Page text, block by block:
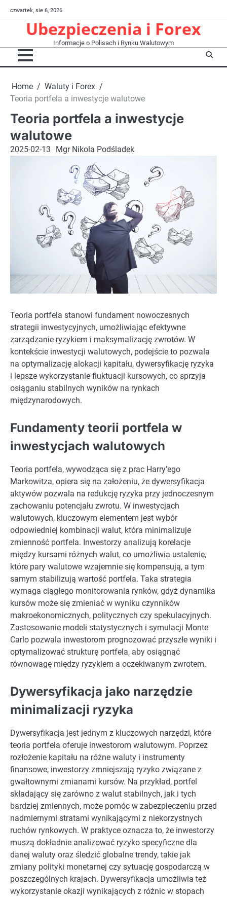
to
czwartek, sie 6, 2026
Ubezpieczenia i Forex
Informacje o Polisach i Rynku Walutowym
Home
Waluty i Forex
Teoria portfela a inwestycje walutowe
Teoria portfela a inwestycje
walutowe
2025-02-13 Mgr Nikola Podśladek
Teoria portfela stanowi fundament nowoczesnych
strategii inwestycyjnych, umożliwiając efektywne
zarządzanie ryzykiem i maksymalizację zwrotów. W
kontekście inwestycji walutowych, podejście to pozwala
na optymalizację alokacji kapitału, dywersyfikację ryzyka
i lepsze wykorzystanie fluktuacji kursowych, co sprzyja
osiąganiu stabilnych wyników na rynkach
międzynarodowych.
Fundamenty teorii portfela w
inwestycjach walutowych
Teoria portfela, wywodząca się z prac Harry’ego
Markowitza, opiera się na założeniu, że dywersyfikacja
aktywów pozwala na redukcję ryzyka przy jednoczesnym
zachowaniu potencjału zwrotu. W inwestycjach
walutowych, kluczowym elementem jest wybór
odpowiedniej kombinacji walut, która minimalizuje
zmienność portfela. Inwestorzy analizują korelacje
między kursami różnych walut, co umożliwia ustalenie,
które pary walutowe wzajemnie się kompensują, a tym
samym stabilizują wartość portfela. Taka strategia
wymaga ciągłego monitorowania rynków, gdyż dynamika
kursów może się zmieniać w wyniku czynników
makroekonomicznych, politycznych czy spekulacyjnych.
Zastosowanie modeli statystycznych i symulacji Monte
Carlo pozwala inwestorom prognozować przyszłe wyniki i
optymalizować strukturę portfela, aby osiągnąć
równowagę między ryzykiem a oczekiwanym zwrotem.
Dywersyfikacja jako narzędzie
minimalizacji ryzyka
Dywersyfikacja jest jednym z kluczowych narzędzi, które
teoria portfela oferuje inwestorom walutowym. Poprzez
rozłożenie kapitału na różne waluty i instrumenty
finansowe, inwestorzy zmniejszają ryzyko związane z
gwałtownymi zmianami kursów. Na przykład, portfel
składający się zarówno z walut stabilnych, jak i tych
bardziej zmiennych, może pomóc w zabezpieczeniu przed
nadmiernymi stratami wynikającymi z niekorzystnych
ruchów rynkowych. W praktyce oznacza to, że inwestorzy
muszą dokładnie analizować ryzyko specyficzne dla
danej waluty oraz śledzić globalne trendy, takie jak
zmiany polityki monetarnej czy sytuację gospodarczą w
poszczególnych krajach. Dywersyfikacja umożliwia też
wykorzystanie okazji wynikających z różnic w stopach